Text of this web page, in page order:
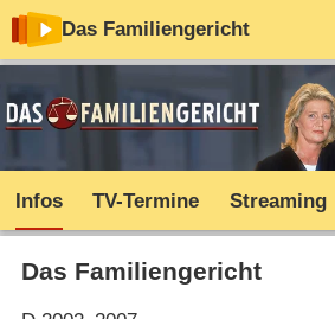
Das Familiengericht
Infos TV-Termine Streaming
Das Familiengericht